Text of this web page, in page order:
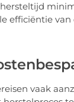
efficiëntie
vaak